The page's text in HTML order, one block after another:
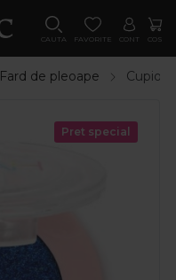
CAUTA FAVORITE CONT COS
Fard de pleoape Cupio
Pret special